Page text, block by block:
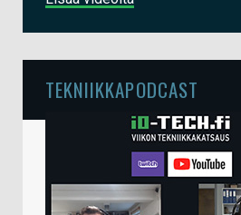
TEKNIIKKAPODCAST